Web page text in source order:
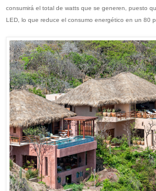
consumirá el total de watts que se generen, puesto
LED, lo que reduce el consumo energético en un 80